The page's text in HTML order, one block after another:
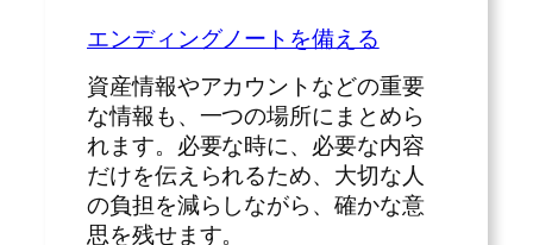
エンディングノートを備える
資産情報やアカウントなどの重要
な情報も、一つの場所にまとめら
れます。必要な時に、必要な内容
だけを伝えられるため、大切な人
の負担を減らしながら、確かな意
思を残せます。